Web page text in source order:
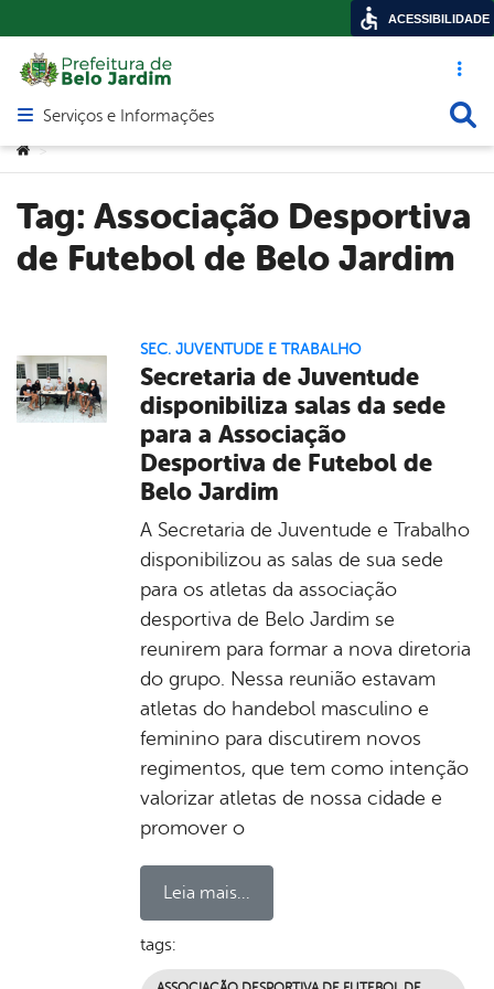
Acesso
Abrir menu principal de navegação
Serviços e Informações
Você está aqui:
>
Tag: Associação Desportiva
de Futebol de Belo Jardim
SEC. JUVENTUDE E TRABALHO
Secretaria de Juventude
disponibiliza salas da sede
para a Associação
Desportiva de Futebol de
Belo Jardim
A Secretaria de Juventude e Trabalho
disponibilizou as salas de sua sede
para os atletas da associação
desportiva de Belo Jardim se
reunirem para formar a nova diretoria
do grupo. Nessa reunião estavam
atletas do handebol masculino e
feminino para discutirem novos
regimentos, que tem como intenção
valorizar atletas de nossa cidade e
promover o
Leia mais...
tags:
ACESSIBILIDADE